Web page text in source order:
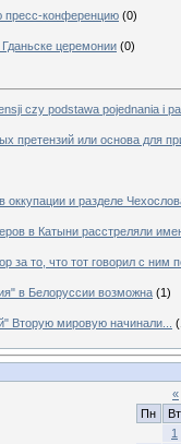
пресс-конференцию (0)
церемонии (0)
czy podstawa pojednania i
претензий или основа для
и разделе
в Катыни расстреляли
за то, что тот говорил с ним
в Белоруссии возможна (1)
Вторую мировую начинали...
«
Пн
Вт
1